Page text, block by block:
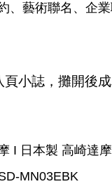
、藝術聯名、企
頁小誌，攤開後
I 日本製 高崎達摩
MN03EBK